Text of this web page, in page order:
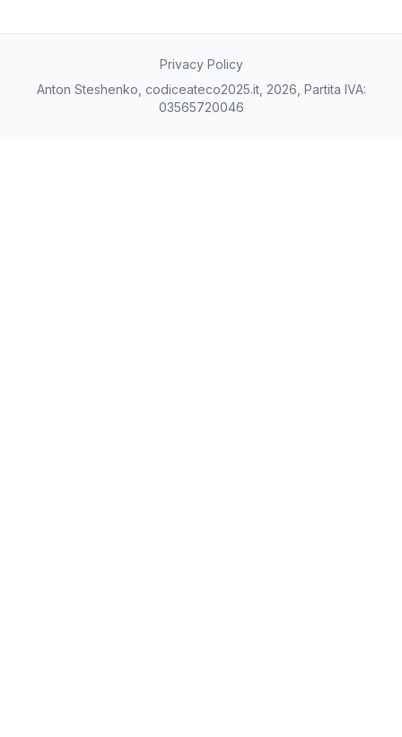
Privacy Policy
Anton Steshenko, codiceateco2025.it, 2026, Partita IVA:
03565720046